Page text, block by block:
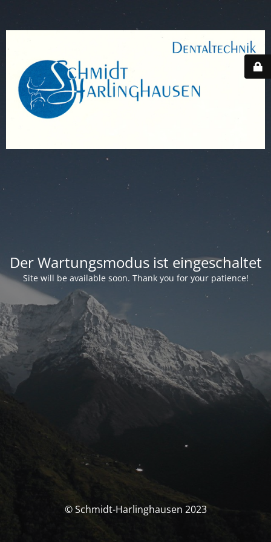
Der Wartungsmodus ist eingeschaltet
Site will be available soon. Thank you for your patience!
© Schmidt-Harlinghausen 2023